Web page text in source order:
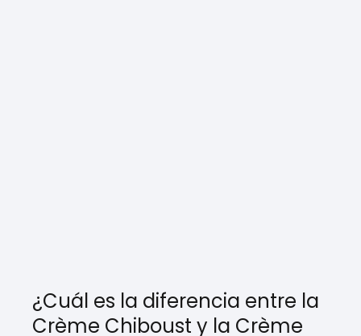
¿Cuál es la diferencia entre la
Crème Chiboust y la Crème